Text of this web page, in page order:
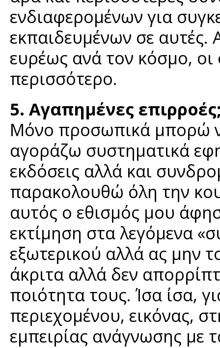
ενδιαφερομένων για
εκπαιδευμένων σε αυτές.
ευρέως ανά τον κόσμο,
περισσότερο.
5. Αγαπημένες
Μόνο προσωπικά μπορώ
αγοράζω συστηματικά
εκδόσεις αλλά και
παρακολουθώ όλη την
αυτός ο εθισμός μου
εκτίμηση στα λεγόμενα
εξωτερικού αλλά ας μην
άκριτα αλλά δεν
ποιότητα τους. Ίσα ίσα,
περιεχομένου, εικόνας,
εμπειρίας ανάγνωσης